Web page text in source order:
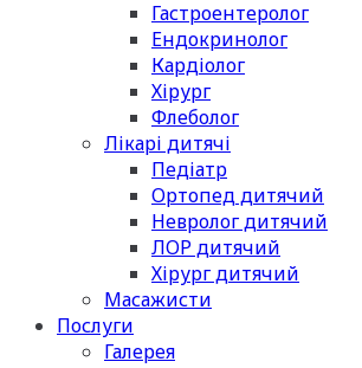
Гастроентеролог
Ендокринолог
Кардіолог
Хірург
Флеболог
Лікарі дитячі
Педіатр
Ортопед дитячий
Невролог дитячий
ЛОР дитячий
Хірург дитячий
Масажисти
Послуги
Галерея